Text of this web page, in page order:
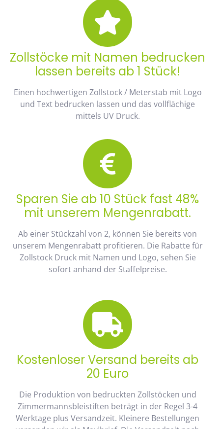
Zollstöcke mit Namen bedrucken
lassen bereits ab 1 Stück!
Einen hochwertigen Zollstock / Meterstab mit Logo
und Text bedrucken lassen und das vollflächige
mittels UV Druck.
Sparen Sie ab 10 Stück fast 48%
mit unserem Mengenrabatt.
Ab einer Stückzahl von 2, können Sie bereits von
unserem Mengenrabatt profitieren. Die Rabatte für
Zollstock Druck mit Namen und Logo, sehen Sie
sofort anhand der Staffelpreise.
Kostenloser Versand bereits ab
20 Euro
Die Produktion von bedruckten Zollstöcken und
Zimmermannsbleistiften beträgt in der Regel 3-4
Werktage plus Versandzeit. Kleinere Bestellungen